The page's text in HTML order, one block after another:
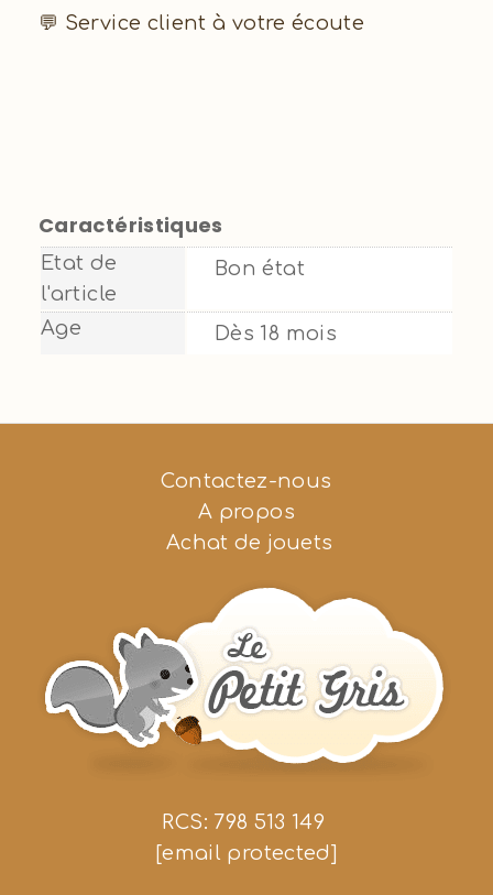
💬 Service client à votre écoute
Caractéristiques
Etat de
l'article
Bon état
Age Dès 18 mois
Contactez-nous
A propos
Achat de jouets
RCS: 798 513 149
[email protected]